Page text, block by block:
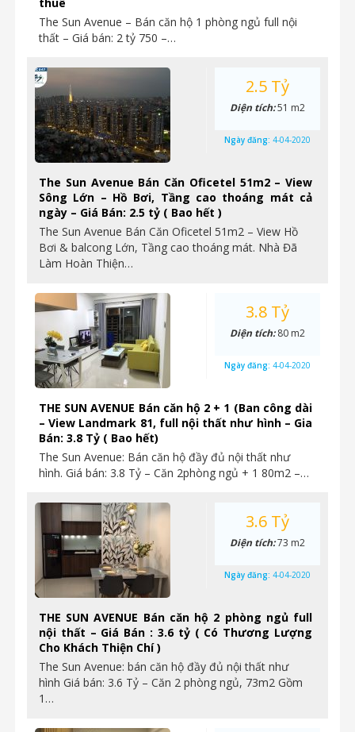
The Sun Avenue – Bán căn hộ 1 phòng ngủ full nội
thất – Giá bán: 2 tỷ 750 –…
The Sun Avenue Bán Căn Oficetel 51m2 – View
Sông Lớn – Hồ Bơi, Tầng cao thoáng mát cả
ngày – Giá Bán: 2.5 tỷ ( Bao hết )
The Sun Avenue Bán Căn Oficetel 51m2 – View Hồ
Bơi & balcong Lớn, Tầng cao thoáng mát. Nhà Đã
Làm Hoàn Thiện…
2.5 Tỷ
Diện tích:51 m2
Ngày đăng: 4-04-2020
THE SUN AVENUE Bán căn hộ 2 + 1 (Ban công dài
– View Landmark 81, full nội thất như hình – Gia
Bán: 3.8 Tỷ ( Bao hết)
The Sun Avenue: Bán căn hộ đầy đủ nội thất như
hình. Giá bán: 3.8 Tỷ – Căn 2phòng ngủ + 1 80m2 –…
3.8 Tỷ
Diện tích:80 m2
Ngày đăng: 4-04-2020
THE SUN AVENUE Bán căn hộ 2 phòng ngủ full
nội thất – Giá Bán : 3.6 tỷ ( Có Thương Lượng
Cho Khách Thiện Chí )
The Sun Avenue: bán căn hộ đầy đủ nội thất như
hình Giá bán: 3.6 Tỷ – Căn 2 phòng ngủ, 73m2 Gồm
1…
3.6 Tỷ
Diện tích:73 m2
Ngày đăng: 4-04-2020